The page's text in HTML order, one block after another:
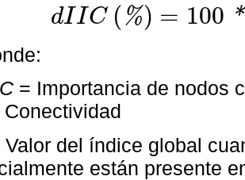
dIIC ( %) = 100 *
dIIC%= 100 I- rem o doI
= Importancia de nodos
Conectividad
Valor del índice global
están presente